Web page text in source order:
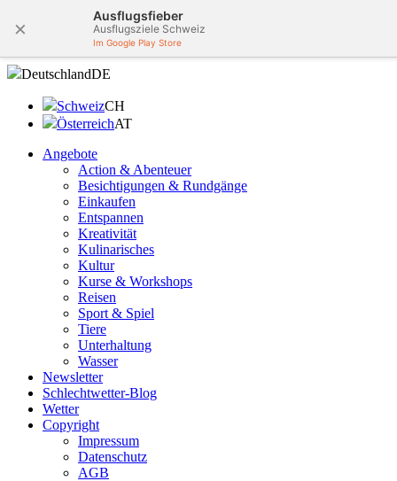
× Ausflugsfieber
Ausflugsziele Schweiz
Im Google Play Store
DeutschlandDE
SchweizCH
ÖsterreichAT
Angebote
Action & Abenteuer
Besichtigungen & Rundgänge
Einkaufen
Entspannen
Kreativität
Kulinarisches
Kultur
Kurse & Workshops
Reisen
Sport & Spiel
Tiere
Unterhaltung
Wasser
Newsletter
Schlechtwetter-Blog
Wetter
Copyright
Impressum
Datenschutz
AGB